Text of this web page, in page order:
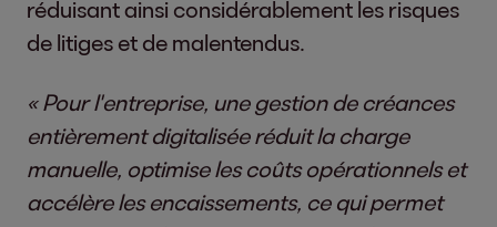
réduisant ainsi considérablement les risques
de litiges et de malentendus.
« Pour l'entreprise, une gestion de créances
entièrement digitalisée réduit la charge
manuelle, optimise les coûts opérationnels et
accélère les encaissements, ce qui permet